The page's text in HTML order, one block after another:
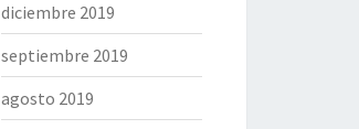
diciembre 2019
septiembre 2019
agosto 2019